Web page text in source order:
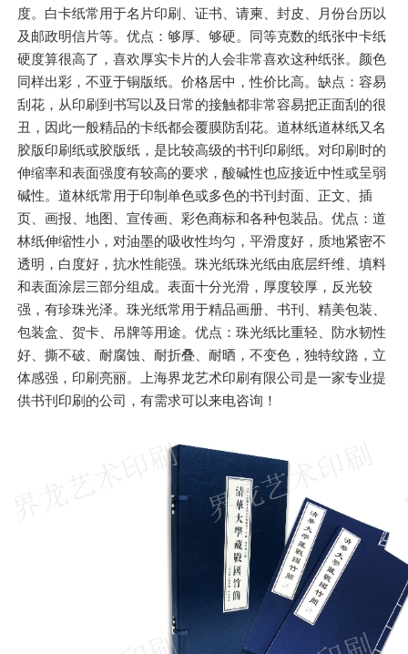
度。白卡纸常用于名片印刷、证书、请柬、封皮、月份台历以
及邮政明信片等。优点：够厚、够硬。同等克数的纸张中卡纸
硬度算很高了，喜欢厚实卡片的人会非常喜欢这种纸张。颜色
同样出彩，不亚于铜版纸。价格居中，性价比高。缺点：容易
刮花，从印刷到书写以及日常的接触都非常容易把正面刮的很
丑，因此一般精品的卡纸都会覆膜防刮花。道林纸道林纸又名
胶版印刷纸或胶版纸，是比较高级的书刊印刷纸。对印刷时的
伸缩率和表面强度有较高的要求，酸碱性也应接近中性或呈弱
碱性。道林纸常用于印制单色或多色的书刊封面、正文、插
页、画报、地图、宣传画、彩色商标和各种包装品。优点：道
林纸伸缩性小，对油墨的吸收性均匀，平滑度好，质地紧密不
透明，白度好，抗水性能强。珠光纸珠光纸由底层纤维、填料
和表面涂层三部分组成。表面十分光滑，厚度较厚，反光较
强，有珍珠光泽。珠光纸常用于精品画册、书刊、精美包装、
包装盒、贺卡、吊牌等用途。优点：珠光纸比重轻、防水韧性
好、撕不破、耐腐蚀、耐折叠、耐晒，不变色，独特纹路，立
体感强，印刷亮丽。上海界龙艺术印刷有限公司是一家专业提
供书刊印刷的公司，有需求可以来电咨询！